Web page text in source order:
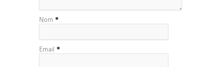
Nom *
Email *